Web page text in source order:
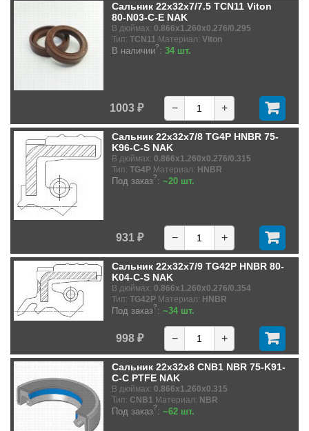
Сальник 22x32x7/7.5 TCN11 Viton
80-N03-C-E NAK
В дюймах: 0.866x1.260x0.276/0.295
Тип: TCN11 Материал: Viton
В наличии?: 34 шт.
1003 ₽ − +
Сальник 22x32x7/8 TG4P HNBR 75-
K96-C-S NAK
В дюймах: 0.866x1.260x0.276/0.315
Тип: TG4P Материал: HNBR
Под заказ?: ~20 шт.
931 ₽ − +
Сальник 22x32x7/9 TG42P HNBR 80-
K04-C-S NAK
В дюймах: 0.866x1.260x0.276/0.354
Тип: TG42P Материал: HNBR
Под заказ?: ~34 шт.
998 ₽ − +
Сальник 22x32x8 CNB1 NBR 75-K91-
C-C PTFE NAK
В дюймах: 0.866x1.260x0.315
Тип: CNB1 Материал: NBR
Под заказ?: ~62 шт.